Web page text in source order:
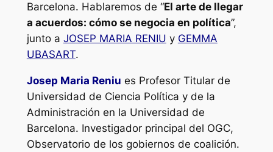
Barcelona. Hablaremos de “El arte de llegar
a acuerdos: cómo se negocia en política”,
junto a JOSEP MARIA RENIU y GEMMA
UBASART.
Josep Maria Reniu es Profesor Titular de
Universidad de Ciencia Política y de la
Administración en la Universidad de
Barcelona. Investigador principal del OGC,
Observatorio de los gobiernos de coalición.